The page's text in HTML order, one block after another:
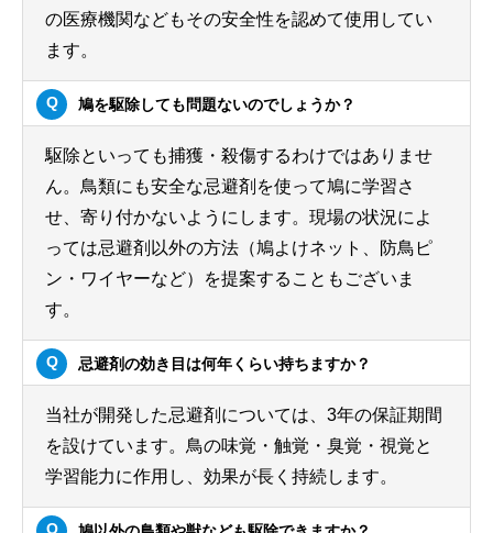
の医療機関などもその安全性を認めて使用してい
ます。
鳩を駆除しても問題ないのでしょうか？
駆除といっても捕獲・殺傷するわけではありませ
ん。鳥類にも安全な忌避剤を使って鳩に学習さ
せ、寄り付かないようにします。現場の状況によ
っては忌避剤以外の方法（鳩よけネット、防鳥ピ
ン・ワイヤーなど）を提案することもございま
す。
忌避剤の効き目は何年くらい持ちますか？
当社が開発した忌避剤については、3年の保証期間
を設けています。鳥の味覚・触覚・臭覚・視覚と
学習能力に作用し、効果が長く持続します。